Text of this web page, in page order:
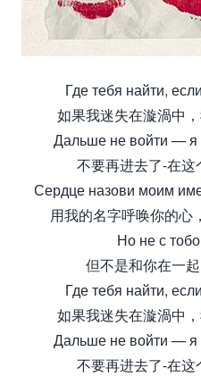
Где тебя найти,
如果我迷失在漩渦中
Дальше не войти — я
不要再进去了-在
Сердце назови моим
用我的名字呼唤你的心
Но не с
但不是和你在一
Где тебя найти,
如果我迷失在漩渦中
Дальше не войти — я
不要再进去了-在